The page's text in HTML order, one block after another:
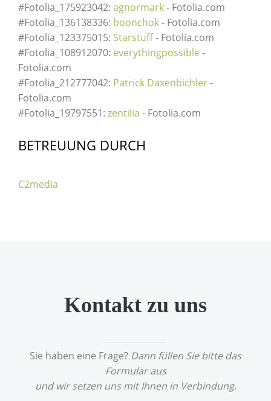
#Fotolia_175923042: agnormark- Fotolia.com
#Fotolia_136138336: boonchok- Fotolia.com
#Fotolia_123375015: Starstuff- Fotolia.com
#Fotolia_108912070: everythingpossible -
Fotolia.com
#Fotolia_212777042: Patrick Daxenbichler-
Fotolia.com
#Fotolia_19797551: zentilia - Fotolia.com
BETREUUNG DURCH
C2media
Kontakt zu uns
Sie haben eine Frage? Dann füllen Sie bitte das
Formular aus
und wir setzen uns mit Ihnen in Verbindung.